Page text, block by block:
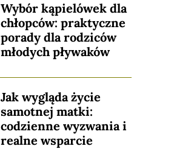
Wybór kąpielówek dla
chłopców: praktyczne
porady dla rodziców
młodych pływaków
Jak wygląda życie
samotnej matki:
codzienne wyzwania i
realne wsparcie